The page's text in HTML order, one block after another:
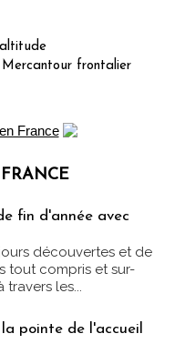
Mercantour frontalier
fin d'année avec
découvertes et de
tout compris et sur-
travers les...
pointe de l'accueil